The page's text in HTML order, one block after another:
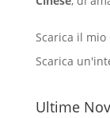
Scarica il
Scarica
Ultime